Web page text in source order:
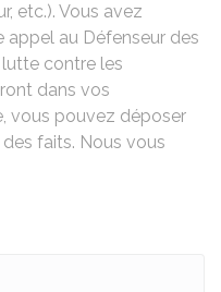
etc.). Vous avez
au Défenseur des
contre les
dans vos
vous pouvez déposer
faits. Nous vous